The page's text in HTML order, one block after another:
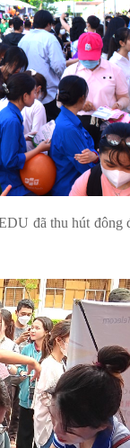
đã thu hút đông